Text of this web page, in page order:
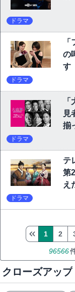
ドラマ
の
す
ドラマ
見
揃
ドラマ
テ
第
え
ドラマ
96566
1 2
クローズアップ